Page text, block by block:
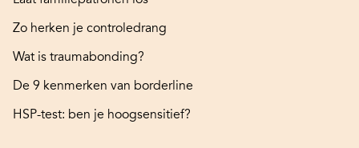
Zo herken je controledrang
Wat is traumabonding?
De 9 kenmerken van borderline
HSP-test: ben je hoogsensitief?